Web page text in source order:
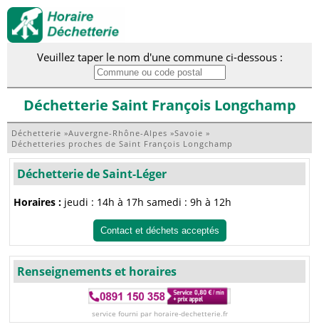
Veuillez taper le nom d'une commune ci-dessous :
Déchetterie Saint François Longchamp
Déchetterie »Auvergne-Rhône-Alpes »Savoie »
Déchetteries proches de Saint François Longchamp
Déchetterie de Saint-Léger
Horaires : jeudi : 14h à 17h samedi : 9h à 12h
Contact et déchets acceptés
Renseignements et horaires
service fourni par horaire-dechetterie.fr